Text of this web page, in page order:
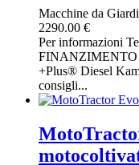
Macchine da
2290.00 €
Per informazioni
FINANZIMENTO
+Plus® Diesel
consigli...